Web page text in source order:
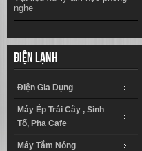
nghe
Điện lạnh
Điện Gia Dụng
Máy Ép Trái Cây , Sinh
Tố, Pha Cafe
Máy Tắm Nóng